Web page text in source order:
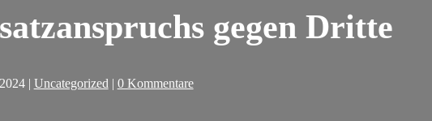
gegen Dritte
| Uncategorized| 0 Kommentare